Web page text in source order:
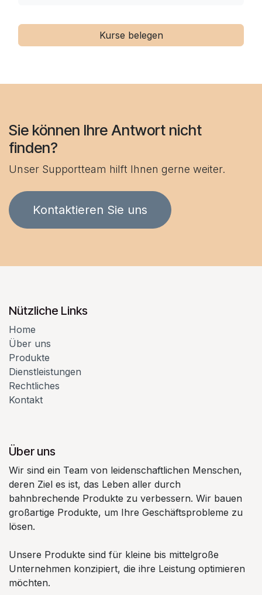
Kurse belegen
Sie können Ihre Antwort nicht
finden?
Unser Supportteam hilft Ihnen gerne weiter.
Kontaktieren Sie uns
Nützliche Links
Home
Über uns
Produkte
Dienstleistungen
Rechtliches
Kontakt
Über uns
Wir sind ein Team von leidenschaftlichen Menschen,
deren Ziel es ist, das Leben aller durch
bahnbrechende Produkte zu verbessern. Wir bauen
großartige Produkte, um Ihre Geschäftsprobleme zu
lösen.
Unsere Produkte sind für kleine bis mittelgroße
Unternehmen konzipiert, die ihre Leistung optimieren
möchten.